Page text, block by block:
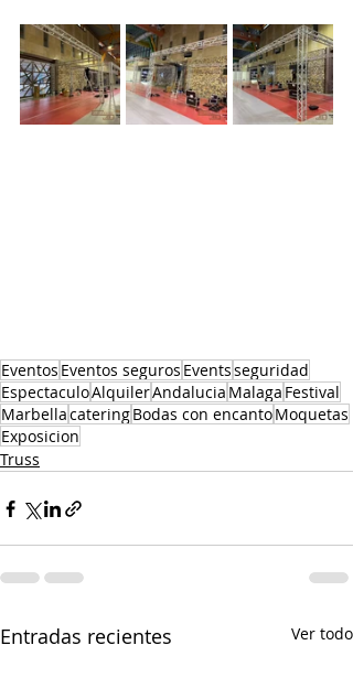
Eventos Eventos seguros Eventsseguridad
EspectaculoAlquilerAndalucia Malaga Festival
MarbellacateringBodas con encantoMoquetas
Exposicion
Truss
Entradas recientes Ver todo